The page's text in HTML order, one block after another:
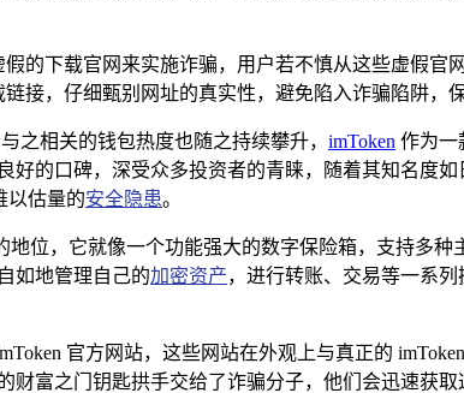
的下载官网来实施诈骗，用户若不慎从这些虚假官
接，仔细甄别网址的真实性，避免陷入诈骗陷阱，
之相关的钱包热度也随之持续攀升， imToken 作为一
好的口碑，深受众多投资者的青睐，随着其知名度
以估量的安全隐患。
位，它就像一个功能强大的数字保险箱，支持多种
如地管理自己的加密资产，进行转账、交易等一系
官方网站，这些网站在外观上与真正的
富之门钥匙拱手交给了诈骗分子，他们会迅速获